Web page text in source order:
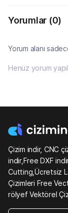
Yorumlar (0)
Yorum alanı
Henüz yorum
Çizim indir, CNC
indir,Free DXF
Cutting,Ücretsiz
Çizimleri Free
rölyef Vektörel